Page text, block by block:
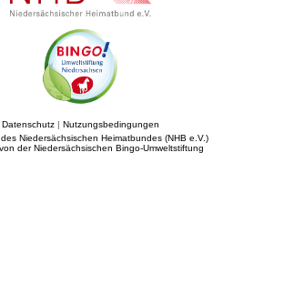
Datenschutz| Nutzungsbedingungen
Niedersächsischen Heimatbundes (NHB e.V.)
der Niedersächsischen Bingo-Umweltstiftung